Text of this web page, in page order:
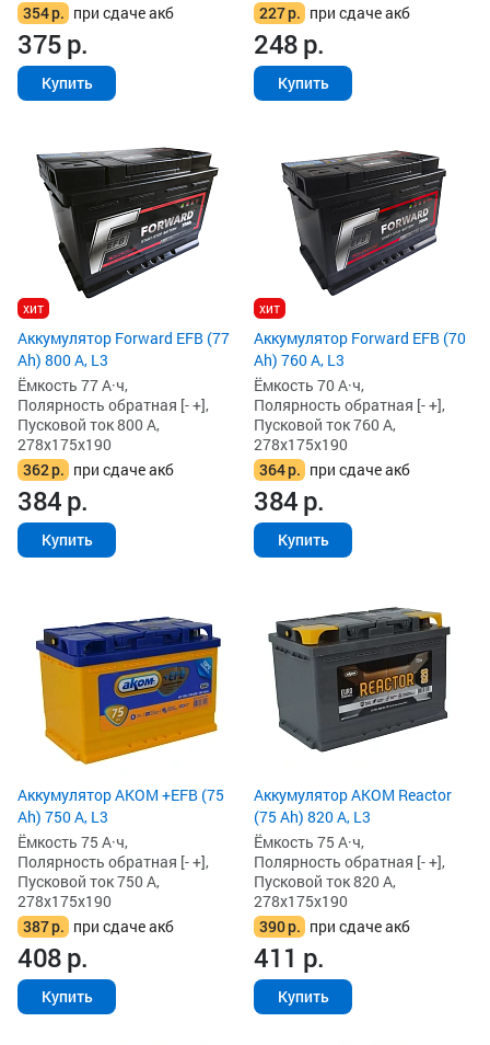
354р. при сдаче акб
375р.
Купить
227р. при сдаче акб
248р.
Купить
хит
Аккумулятор Forward EFB (77
Ah) 800 А, L3
Ёмкость 77 А·ч,
Полярность обратная [- +],
Пусковой ток 800 А,
278x175x190
362р. при сдаче акб
384р.
Купить
хит
Аккумулятор Forward EFB (70
Ah) 760 А, L3
Ёмкость 70 А·ч,
Полярность обратная [- +],
Пусковой ток 760 А,
278x175x190
364р. при сдаче акб
384р.
Купить
Аккумулятор AKOM +EFB (75
Ah) 750 А, L3
Ёмкость 75 А·ч,
Полярность обратная [- +],
Пусковой ток 750 А,
278x175x190
387р. при сдаче акб
408р.
Купить
Аккумулятор AKOM Reactor
(75 Ah) 820 А, L3
Ёмкость 75 А·ч,
Полярность обратная [- +],
Пусковой ток 820 А,
278x175x190
390р. при сдаче акб
411 р.
Купить